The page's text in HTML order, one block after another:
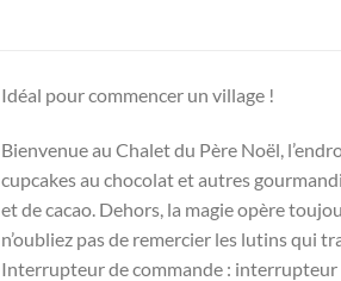
Idéal pour commencer un village !
Bienvenue au Chalet du Père Noël,
cupcakes au chocolat et autres
et de cacao. Dehors, la magie opère
n’oubliez pas de remercier les lutins qui
Interrupteur de commande :